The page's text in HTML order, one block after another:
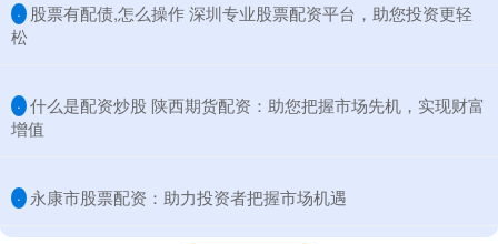
· ​股票有配债,怎么操作 深圳专业股票配资平台，助您投资更轻
松
· ​什么是配资炒股 陕西期货配资：助您把握市场先机，实现财富
增值
· ​永康市股票配资：助力投资者把握市场机遇